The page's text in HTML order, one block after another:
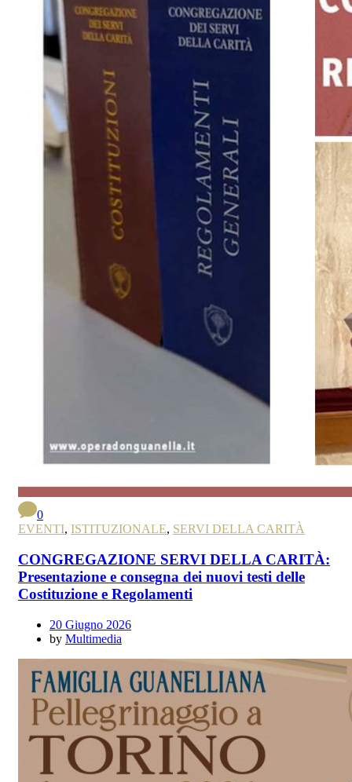
0
EVENTI, ISTITUZIONALE, SERVI DELLA CARITÀ
CONGREGAZIONE SERVI DELLA CARITÀ:
Presentazione e consegna dei nuovi testi delle
Costituzione e Regolamenti
20 Giugno 2026
by Multimedia